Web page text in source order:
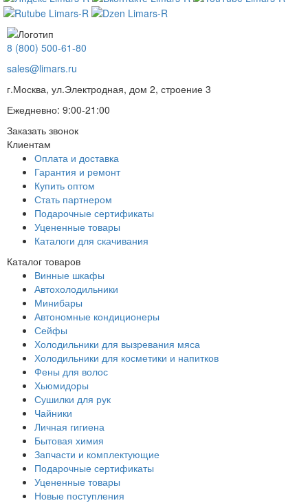
8 (800) 500-61-80
sales@limars.ru
г.Москва, ул.Электродная, дом 2, строение 3
Ежедневно: 9:00-21:00
Заказать звонок
Клиентам
Оплата и доставка
Гарантия и ремонт
Купить оптом
Стать партнером
Подарочные сертификаты
Уцененные товары
Каталоги для скачивания
Каталог товаров
Винные шкафы
Автохолодильники
Минибары
Автономные кондиционеры
Сейфы
Холодильники для вызревания мяса
Холодильники для косметики и напитков
Фены для волос
Хьюмидоры
Сушилки для рук
Чайники
Личная гигиена
Бытовая химия
Запчасти и комплектующие
Подарочные сертификаты
Уцененные товары
Новые поступления